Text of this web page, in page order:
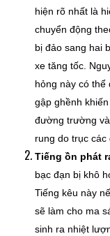
hiện rõ nhất là
chuyển động
bị đảo sang hai
xe tăng tốc.
hỏng này có thể
gập ghềnh
đường trường
rung do trục các
Tiếng ồn phát
bạc đạn bị khô
Tiếng kêu này
sẽ làm cho ma
sinh ra nhiệt